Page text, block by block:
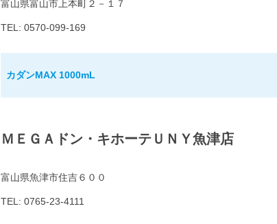
富山県富山市上本町２－１７
TEL: 0570-099-169
カダンMAX 1000mL
ＭＥＧＡドン・キホーテＵＮＹ魚津店
富山県魚津市住吉６００
TEL: 0765-23-4111